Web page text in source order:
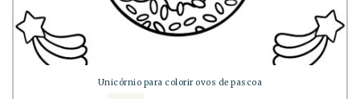
Unicórnio para colorir ovos de pascoa